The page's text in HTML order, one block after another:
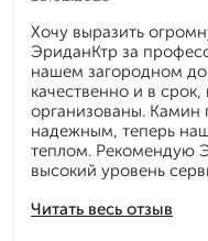
Читать весь отзыв
Хочу выразить
ЭриданКтр за
нашем загородном
качественно и в
организованы. Камин
надежным, теперь
теплом. Рекомендую
высокий уровень